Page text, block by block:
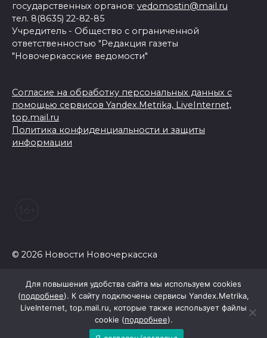
государственных органов: vedomostin@mail.ru
тел. 8(8635) 22-82-85
Учредитель - Общество с ограниченной
ответственностью "Редакция газеты
"Новочеркасские ведомости"
Согласие на обработку персональных данных с
помощью сервисов Yandex.Metrika, LiveInternet,
top.mail.ru
Политика конфиденциальности и защиты
информации
© 2026 Новости Новочеркасска
Для повышения удобства сайта мы используем cookies
(подробнее). К сайту подключены сервисы Yandex.Metrika,
LiveInternet, top.mail.ru, которые также использует файлы
cookie (подробнее).